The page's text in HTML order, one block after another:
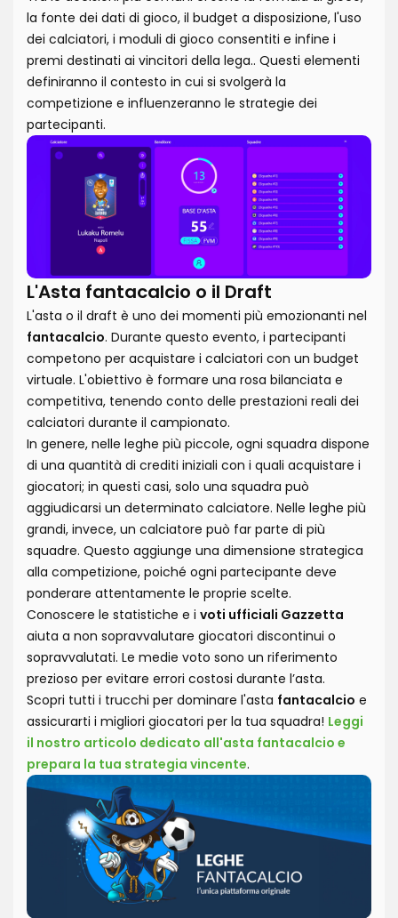
la fonte dei dati di gioco, il budget a disposizione, l'uso
dei calciatori, i moduli di gioco consentiti e infine i
premi destinati ai vincitori della lega.. Questi elementi
definiranno il contesto in cui si svolgerà la
competizione e influenzeranno le strategie dei
partecipanti.
L'Asta fantacalcio o il Draft
L'asta o il draft è uno dei momenti più emozionanti nel
fantacalcio. Durante questo evento, i partecipanti
competono per acquistare i calciatori con un budget
virtuale. L'obiettivo è formare una rosa bilanciata e
competitiva, tenendo conto delle prestazioni reali dei
calciatori durante il campionato.
In genere, nelle leghe più piccole, ogni squadra dispone
di una quantità di crediti iniziali con i quali acquistare i
giocatori; in questi casi, solo una squadra può
aggiudicarsi un determinato calciatore. Nelle leghe più
grandi, invece, un calciatore può far parte di più
squadre. Questo aggiunge una dimensione strategica
alla competizione, poiché ogni partecipante deve
ponderare attentamente le proprie scelte.
Conoscere le statistiche e i voti ufficiali Gazzetta
aiuta a non sopravvalutare giocatori discontinui o
sopravvalutati. Le medie voto sono un riferimento
prezioso per evitare errori costosi durante l’asta.
Scopri tutti i trucchi per dominare l'asta fantacalcio e
assicurarti i migliori giocatori per la tua squadra! Leggi
il nostro articolo dedicato all'asta fantacalcio e
prepara la tua strategia vincente.